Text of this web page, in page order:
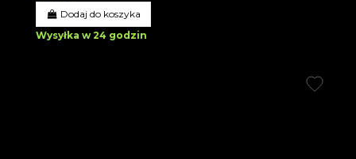
Dodaj do koszyka
Wysyłka w 24 godzin